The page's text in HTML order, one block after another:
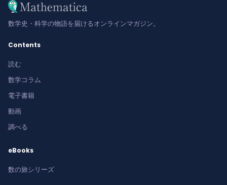
数学史・科学の物語を届けるオンラインマガジン。
Contents
読む
数学コラム
電子書籍
動画
調べる
eBooks
数の旅シリーズ